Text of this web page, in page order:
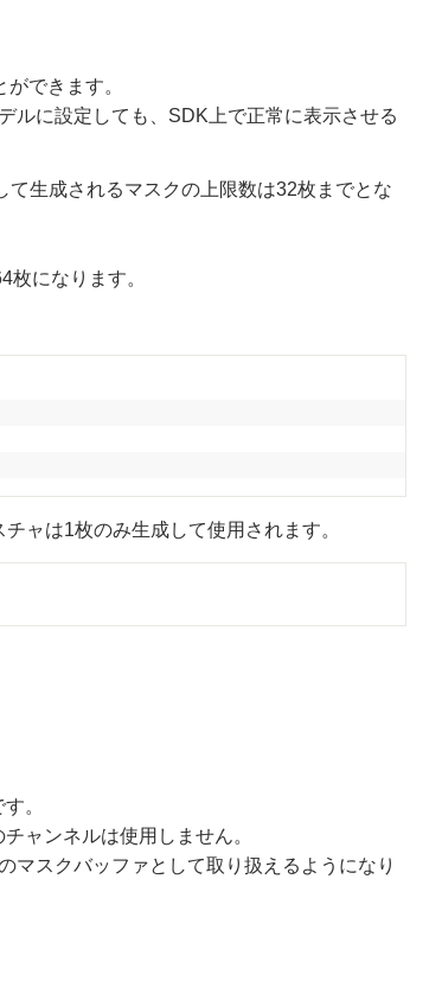
できます。
ルに設定しても、SDK上で正常に表示させる
生成されるマスクの上限数は32枚までとな
になります。
ャは1枚のみ生成して使用されます。
。
ャンネルは使用しません。
マスクバッファとして取り扱えるようになり